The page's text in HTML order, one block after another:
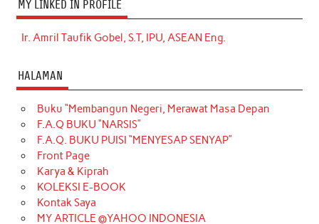
MY LINKED IN PROFILE
Ir. Amril Taufik Gobel, S.T, IPU, ASEAN Eng.
HALAMAN
Buku “Membangun Negeri, Merawat Masa Depan
F.A.Q BUKU “NARSIS”
F.A.Q. BUKU PUISI “MENYESAP SENYAP”
Front Page
Karya & Kiprah
KOLEKSI E-BOOK
Kontak Saya
MY ARTICLE @YAHOO INDONESIA